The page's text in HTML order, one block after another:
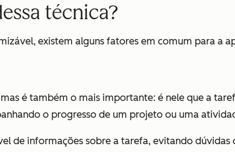
técnica?
existem alguns fatores em comum para a
é também o mais importante: é nele que a
o progresso de um projeto ou uma
de informações sobre a tarefa, evitando